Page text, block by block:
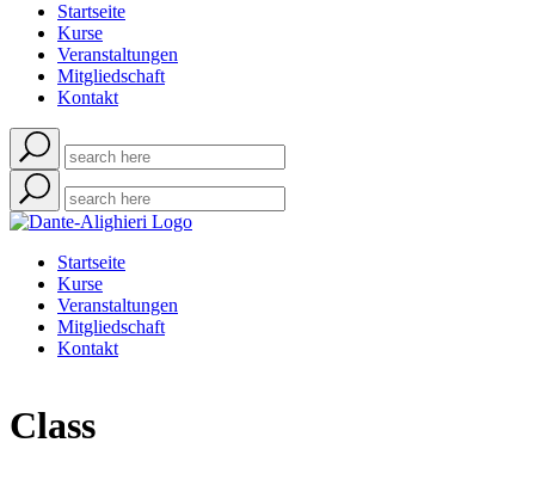
Startseite
Kurse
Veranstaltungen
Mitgliedschaft
Kontakt
Startseite
Kurse
Veranstaltungen
Mitgliedschaft
Kontakt
Class